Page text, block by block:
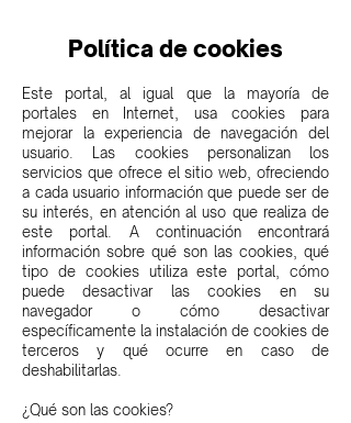
Política de cookies
Este portal, al igual que la mayoría de
portales en Internet, usa cookies para
mejorar la experiencia de navegación del
usuario. Las cookies personalizan los
servicios que ofrece el sitio web, ofreciendo
a cada usuario información que puede ser de
su interés, en atención al uso que realiza de
este portal. A continuación encontrará
información sobre qué son las cookies, qué
tipo de cookies utiliza este portal, cómo
puede desactivar las cookies en su
navegador o cómo desactivar
específicamente la instalación de cookies de
terceros y qué ocurre en caso de
deshabilitarlas.
¿Qué son las cookies?